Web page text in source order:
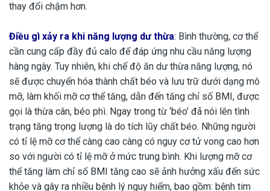
thay đổi chậm hơn.
Điều gì xảy ra khi năng lượng dư thừa: Bình thường, cơ thể
cần cung cấp đầy đủ calo để đáp ứng nhu cầu năng lượng
hàng ngày. Tuy nhiên, khi chế độ ăn dư thừa năng lượng, nó
sẽ được chuyển hóa thành chất béo và lưu trữ dưới dạng mô
mỡ, làm khối mỡ cơ thể tăng, dẫn đến tăng chỉ số BMI, được
gọi là thừa cân, béo phì. Ngay trong từ ‘béo’ đã nói lên tình
trạng tăng trọng lượng là do tích lũy chất béo. Những người
có tỉ lệ mỡ cơ thể càng cao càng có nguy cơ tử vong cao hơn
so với người có tỉ lệ mỡ ở mức trung bình. Khi lượng mỡ cơ
thể tăng làm chỉ số BMI tăng cao sẽ ảnh hưởng xấu đến sức
khỏe và gây ra nhiều bệnh lý nguy hiểm, bao gồm: bệnh tim